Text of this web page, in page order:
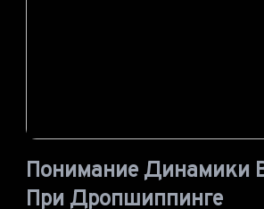
Понимание Динамики
При Дропшиппинге